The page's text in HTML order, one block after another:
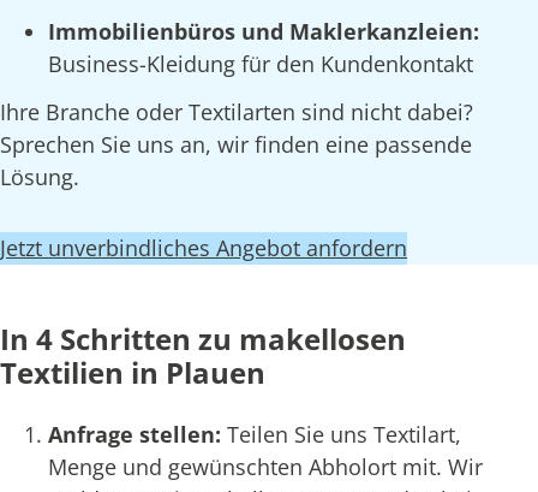
Immobilienbüros und Maklerkanzleien:
Business-Kleidung für den Kundenkontakt
Ihre Branche oder Textilarten sind nicht dabei?
Sprechen Sie uns an, wir finden eine passende
Lösung.
Jetzt unverbindliches Angebot anfordern
In 4 Schritten zu makellosen
Textilien in Plauen
Anfrage stellen: Teilen Sie uns Textilart,
Menge und gewünschten Abholort mit. Wir